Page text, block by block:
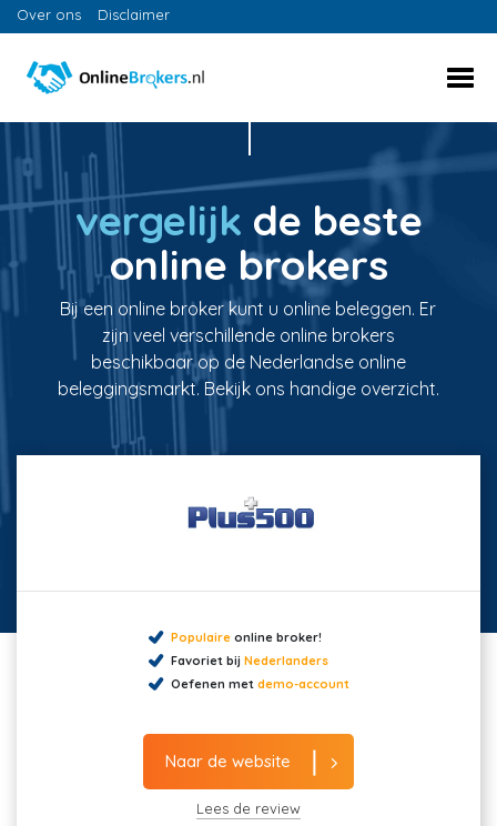
Over ons Disclaimer
vergelijk de beste
online brokers
Bij een online broker kunt u online beleggen. Er
zijn veel verschillende online brokers
beschikbaar op de Nederlandse online
beleggingsmarkt. Bekijk ons handige overzicht.
Populaireonline broker!
Favoriet bij Nederlanders
Oefenen met demo-account
Naar de website
Lees de review